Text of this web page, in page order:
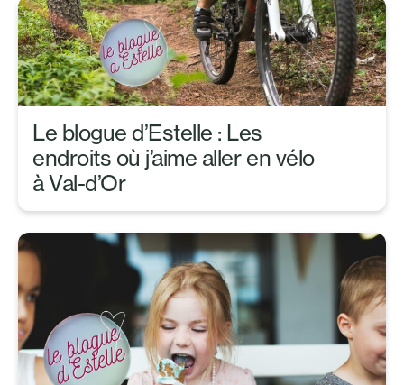
Le blogue d’Estelle : Les
endroits où j’aime aller en vélo
à Val-d’Or